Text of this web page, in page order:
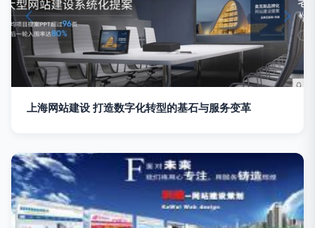
上海网站建设 打造数字化转型的基石与服务变革